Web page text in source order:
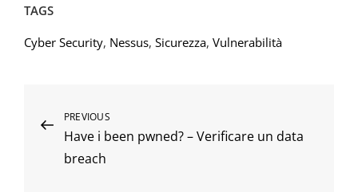
o
o
TAGS
Cyber Security, Nessus, Sicurezza, Vulnerabilità
Navigazione
articoli
Previous
Post
PREVIOUS
Have i been pwned? – Verificare un data
breach